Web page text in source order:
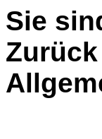
Sie